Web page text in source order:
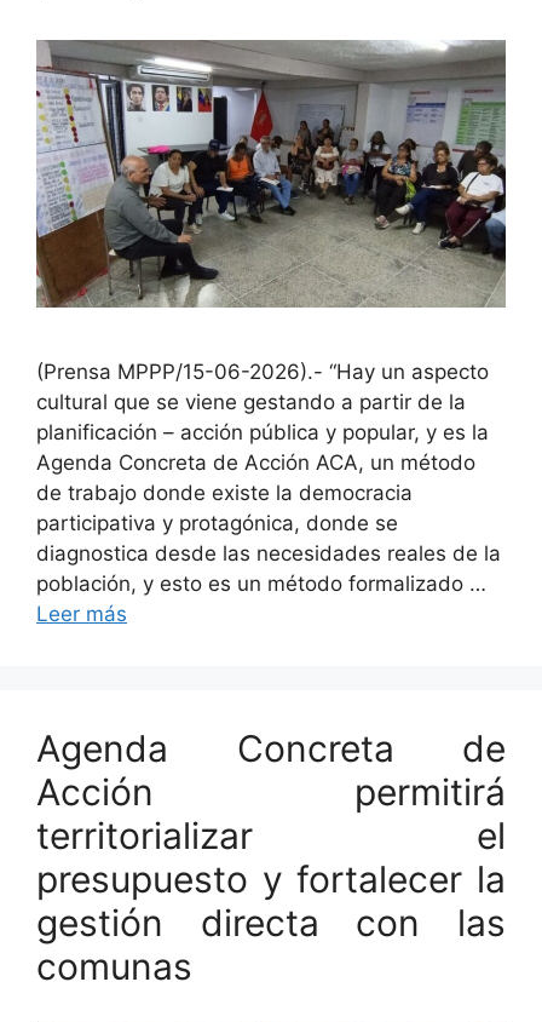
(Prensa MPPP/15-06-2026).- “Hay un aspecto
cultural que se viene gestando a partir de la
planificación – acción pública y popular, y es la
Agenda Concreta de Acción ACA, un método
de trabajo donde existe la democracia
participativa y protagónica, donde se
diagnostica desde las necesidades reales de la
población, y esto es un método formalizado …
Leer más
Agenda Concreta de
Acción permitirá
territorializar el
presupuesto y fortalecer la
gestión directa con las
comunas